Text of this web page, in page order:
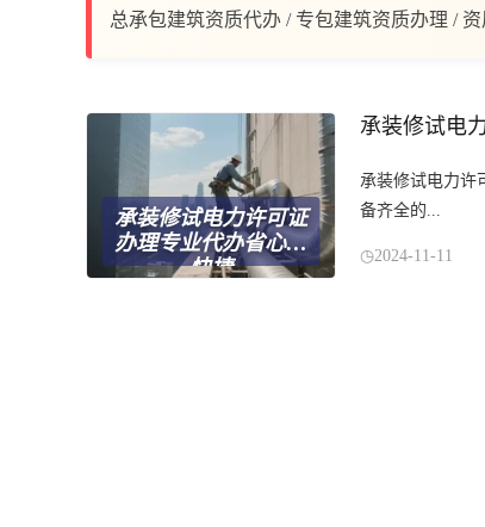
总承包建筑资质代办 / 专包建筑资质办理 /
承装修试电力许可证
办理专业代办省心又
快捷
承装修试电
承装修试电力许
备齐全的...
2024-11-11